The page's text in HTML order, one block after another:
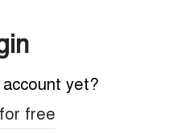
yet?
free